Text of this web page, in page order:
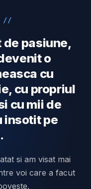
//
de pasiune,
o
cu
cu propriul
cu mii de
insotit pe
si am visat mai
voi care a facut